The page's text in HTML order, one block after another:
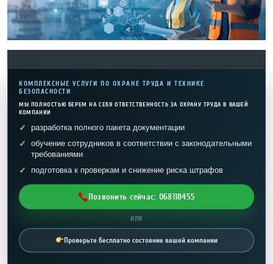
КОМПЛЕКСНЫЕ УСЛУГИ ПО ОХРАНЕ ТРУДА И ТЕХНИКЕ
БЕЗОПАСНОСТИ
МЫ ПОЛНОСТЬЮ БЕРЕМ НА СЕБЯ ОТВЕТСТВЕННОСТЬ ЗА ОХРАНУ ТРУДА В ВАШЕЙ
КОМПАНИИ
разработка полного пакета документации
обучение сотрудников в соответствии с законодательными
требованиями
подготовка к проверкам и снижение риска штрафов
Позвонить сейчас: 068118455
ИЛИ
Проверьте бесплатно состояние вашей компании